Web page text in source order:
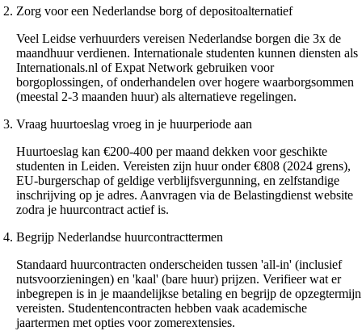
Zorg voor een Nederlandse borg of depositoalternatief
Veel Leidse verhuurders vereisen Nederlandse borgen die 3x de
maandhuur verdienen. Internationale studenten kunnen diensten als
Internationals.nl of Expat Network gebruiken voor
borgoplossingen, of onderhandelen over hogere waarborgsommen
(meestal 2-3 maanden huur) als alternatieve regelingen.
Vraag huurtoeslag vroeg in je huurperiode aan
Huurtoeslag kan €200-400 per maand dekken voor geschikte
studenten in Leiden. Vereisten zijn huur onder €808 (2024 grens),
EU-burgerschap of geldige verblijfsvergunning, en zelfstandige
inschrijving op je adres. Aanvragen via de Belastingdienst website
zodra je huurcontract actief is.
Begrijp Nederlandse huurcontracttermen
Standaard huurcontracten onderscheiden tussen 'all-in' (inclusief
nutsvoorzieningen) en 'kaal' (bare huur) prijzen. Verifieer wat er
inbegrepen is in je maandelijkse betaling en begrijp de opzegtermijn
vereisten. Studentencontracten hebben vaak academische
jaartermen met opties voor zomerextensies.